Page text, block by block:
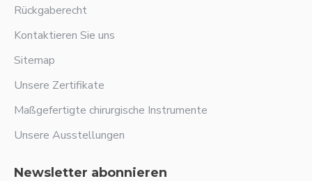
Rückgaberecht
Kontaktieren Sie uns
Sitemap
Unsere Zertifikate
Maßgefertigte chirurgische Instrumente
Unsere Ausstellungen
Newsletter abonnieren